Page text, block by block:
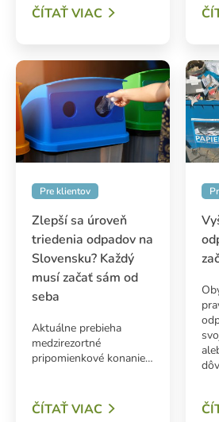
ČÍTAŤ VIAC
Pre klientov
Zlepší sa úroveň
triedenia odpadov na
Slovensku? Každý
musí začať sám od
seba
Aktuálne prebieha
medzirezortné
pripomienkové konanie…
ČÍTAŤ VIAC